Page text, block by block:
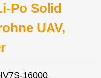
Po Solid
UAV,
16000